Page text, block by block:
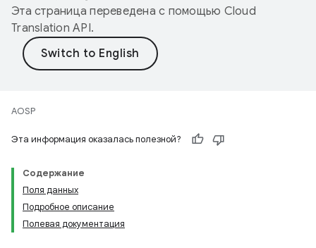
Эта страница переведена с помощью Cloud
Translation API.
AOSP
Эта информация оказалась полезной?
Содержание
Поля данных
Подробное описание
Полевая документация